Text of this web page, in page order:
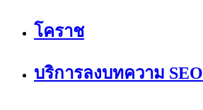
โคราช
บริการลงบทความ SEO